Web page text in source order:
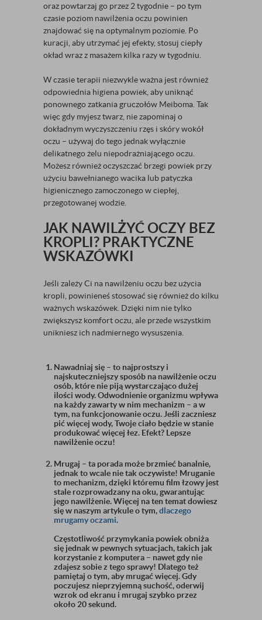
oraz powtarzaj go przez 2 tygodnie – po tym
czasie poziom nawilżenia oczu powinien
znajdować się na optymalnym poziomie. Po
kuracji, aby utrzymać jej efekty, stosuj ciepły
okład wraz z masażem kilka razy w tygodniu.
W czasie terapii niezwykle ważna jest również
odpowiednia higiena powiek, aby uniknąć
ponownego zatkania gruczołów Meiboma. Tak
więc gdy myjesz twarz, nie zapominaj o
dokładnym wyczyszczeniu rzęs i skóry wokół
oczu – używaj do tego jednak wyłącznie
delikatnego żelu niepodrażniającego oczu.
Możesz również oczyszczać brzegi powiek przy
użyciu bawełnianego wacika lub patyczka
higienicznego zamoczonego w ciepłej,
przegotowanej wodzie.
JAK NAWILŻYĆ OCZY BEZ
KROPLI? PRAKTYCZNE
WSKAZÓWKI
Jeśli zależy Ci na nawilżeniu oczu bez użycia
kropli, powinieneś stosować się również do kilku
ważnych wskazówek. Dzięki nim nie tylko
zwiększysz komfort oczu, ale przede wszystkim
unikniesz ich nadmiernego wysuszenia.
Nawadniaj się – to najprostszy i
najskuteczniejszy sposób na nawilżenie oczu
osób, które nie piją wystarczająco dużej
ilości wody. Odwodnienie organizmu wpływa
na każdy zawarty w nim mechanizm – a w
tym, na funkcjonowanie oczu. Jeśli zaczniesz
pić więcej wody, Twoje ciało będzie w stanie
produkować więcej łez. Efekt? Lepsze
nawilżenie oczu!
Mrugaj – ta porada może brzmieć banalnie,
jednak to wcale nie tak oczywiste! Mruganie
to mechanizm, dzięki któremu film łzowy jest
stale rozprowadzany na oku, gwarantując
jego nawilżenie. Więcej na ten temat dowiesz
się w naszym artykule o tym,dlaczego
mrugamy oczami.
Częstotliwość przymykania powiek obniża
się jednak w pewnych sytuacjach, takich jak
korzystanie z komputera – nawet gdy nie
zdajesz sobie z tego sprawy! Dlatego też
pamiętaj o tym, aby mrugać więcej. Gdy
poczujesz nieprzyjemną suchość, oderwij
wzrok od ekranu i mrugaj szybko przez
około 20 sekund.